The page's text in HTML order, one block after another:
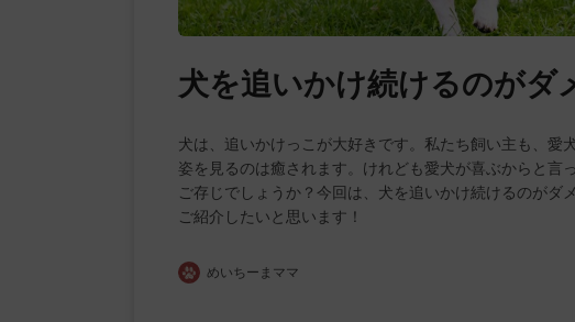
犬を追いかけ続けるのがダ
犬は、追いかけっこが大好きです。私たち飼い主も、愛
姿を見るのは癒されます。けれども愛犬が喜ぶからと言
ご存じでしょうか？今回は、犬を追いかけ続けるのがダ
ご紹介したいと思います！
めいちーまママ